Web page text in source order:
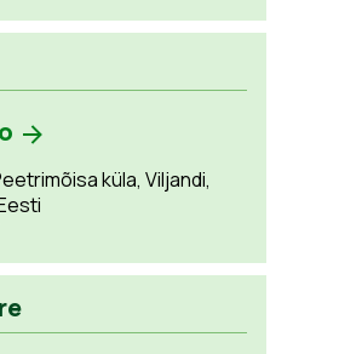
küla, Viljandi,